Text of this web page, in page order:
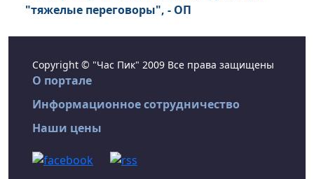
"тяжелые переговоры", - ОП
Copyright © "Час Пик" 2009 Все права защищены
О портале
Информационное сотрудничество
Наши цены